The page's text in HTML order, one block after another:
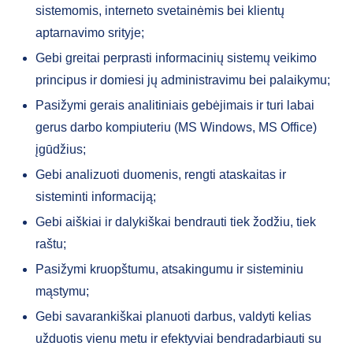
sistemomis, interneto svetainėmis bei klientų
aptarnavimo srityje;
Gebi greitai perprasti informacinių sistemų veikimo
principus ir domiesi jų administravimu bei palaikymu;
Pasižymi gerais analitiniais gebėjimais ir turi labai
gerus darbo kompiuteriu (MS Windows, MS Office)
įgūdžius;
Gebi analizuoti duomenis, rengti ataskaitas ir
sisteminti informaciją;
Gebi aiškiai ir dalykiškai bendrauti tiek žodžiu, tiek
raštu;
Pasižymi kruopštumu, atsakingumu ir sisteminiu
mąstymu;
Gebi savarankiškai planuoti darbus, valdyti kelias
užduotis vienu metu ir efektyviai bendradarbiauti su